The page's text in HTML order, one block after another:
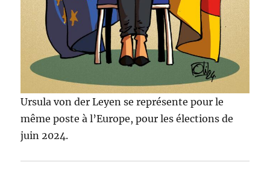
Ursula von der Leyen se représente pour le
même poste à l’Europe, pour les élections de
juin 2024.